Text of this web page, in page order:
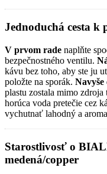
Jednoduchá cesta k
V prvom rade naplňte
bezpečnostného ventilu.
kávu bez toho, aby ste ju
položte na sporák. Navyše
plastu zostala mimo zdroja
horúca voda pretečie cez
vychutnať lahodný a
Starostlivosť o
medená/copper